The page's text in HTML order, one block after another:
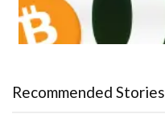
Recommended Stories